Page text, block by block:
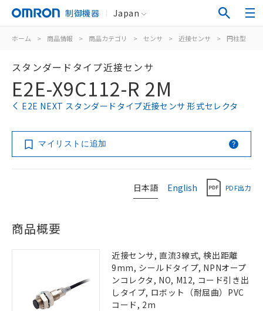
制御機器 Japan
ホーム > 商品情報 > 商品カテゴリ > センサ > 近接センサ > 円柱型
スタンダードタイプ近接センサ
E2E-X9C112-R 2M
E2E NEXT スタンダードタイプ近接センサ 形式セレクタ
マイリストに追加
日本語 English PDF出力
商品概要
近接センサ, 直流3線式, 検出距離
9mm, シールドタイプ, NPNオープ
ンコレクタ, NO, M12, コード引き出
しタイプ, ロボット（耐屈曲）PVC
コード, 2m